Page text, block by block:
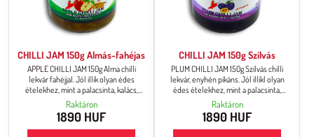
CHILLI JAM 150g Almás-fahéjas
APPLE CHILLI JAM 150g Alma chilli
lekvár fahéjjal. Jól illik olyan édes
ételekhez, mint a palacsinta, kalács,
sütemény stb. Ha szeret kísérletezni a
konyhában, tegye ezt a chilli lekvárt
grillezett sajthoz, szárnyas- vagy
marhahúshoz. Biztosan új ínyenc
Raktáron
1890 HUF
CHILLI JAM 150g Szilvás
PLUM CHILLI JAM 150g Szilvás chilli
lekvár, enyhén pikáns. Jól illikl olyan
édes ételekhez, mint a palacsinta,
kalács, sütemény stb. Ha szeret
kísérletezni a konyhában, tegye ezt a
chilli lekvárt grillezett sajthoz,
szárnyas- vagy marhahúshoz. Biztosan
Raktáron
1890 HUF